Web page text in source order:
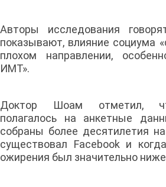
Авторы исследования
показывают, влияние социума
плохом направлении,
ИМТ».
Доктор Шоам отметил,
полагалось на анкетные
собраны более десятилетия
существовал Facebook и
ожирения был значительно